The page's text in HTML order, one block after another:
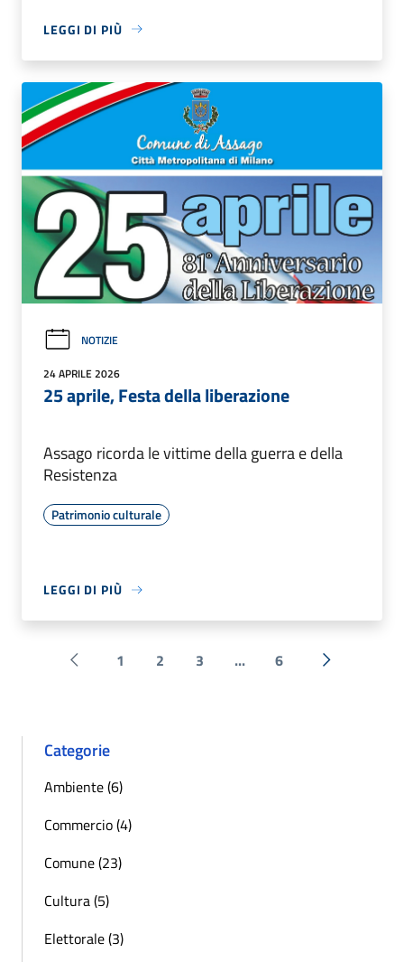
LEGGI DI PIÙ
NOTIZIE
24 APRILE 2026
25 aprile, Festa della liberazione
Assago ricorda le vittime della guerra e della
Resistenza
Patrimonio culturale
LEGGI DI PIÙ
Pagina precedente
1 2 3 ... 6 Successiva
Categorie
Ambiente (6)
Commercio (4)
Comune (23)
Cultura (5)
Elettorale (3)